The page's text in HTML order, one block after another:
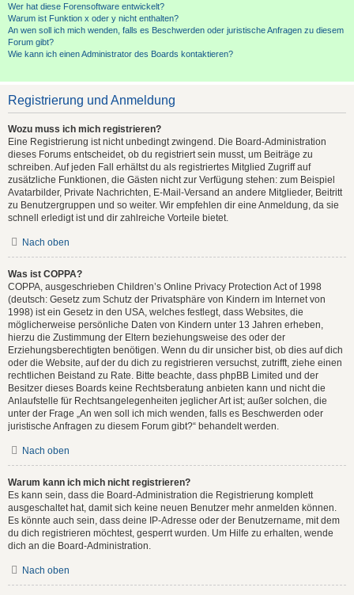
Wer hat diese Forensoftware entwickelt?
Warum ist Funktion x oder y nicht enthalten?
An wen soll ich mich wenden, falls es Beschwerden oder juristische Anfragen zu diesem
Forum gibt?
Wie kann ich einen Administrator des Boards kontaktieren?
Registrierung und Anmeldung
Wozu muss ich mich registrieren?
Eine Registrierung ist nicht unbedingt zwingend. Die Board-Administration
dieses Forums entscheidet, ob du registriert sein musst, um Beiträge zu
schreiben. Auf jeden Fall erhältst du als registriertes Mitglied Zugriff auf
zusätzliche Funktionen, die Gästen nicht zur Verfügung stehen: zum Beispiel
Avatarbilder, Private Nachrichten, E-Mail-Versand an andere Mitglieder, Beitritt
zu Benutzergruppen und so weiter. Wir empfehlen dir eine Anmeldung, da sie
schnell erledigt ist und dir zahlreiche Vorteile bietet.
Nach oben
Was ist COPPA?
COPPA, ausgeschrieben Children’s Online Privacy Protection Act of 1998
(deutsch: Gesetz zum Schutz der Privatsphäre von Kindern im Internet von
1998) ist ein Gesetz in den USA, welches festlegt, dass Websites, die
möglicherweise persönliche Daten von Kindern unter 13 Jahren erheben,
hierzu die Zustimmung der Eltern beziehungsweise des oder der
Erziehungsberechtigten benötigen. Wenn du dir unsicher bist, ob dies auf dich
oder die Website, auf der du dich zu registrieren versuchst, zutrifft, ziehe einen
rechtlichen Beistand zu Rate. Bitte beachte, dass phpBB Limited und der
Besitzer dieses Boards keine Rechtsberatung anbieten kann und nicht die
Anlaufstelle für Rechtsangelegenheiten jeglicher Art ist; außer solchen, die
unter der Frage „An wen soll ich mich wenden, falls es Beschwerden oder
juristische Anfragen zu diesem Forum gibt?“ behandelt werden.
Nach oben
Warum kann ich mich nicht registrieren?
Es kann sein, dass die Board-Administration die Registrierung komplett
ausgeschaltet hat, damit sich keine neuen Benutzer mehr anmelden können.
Es könnte auch sein, dass deine IP-Adresse oder der Benutzername, mit dem
du dich registrieren möchtest, gesperrt wurden. Um Hilfe zu erhalten, wende
dich an die Board-Administration.
Nach oben